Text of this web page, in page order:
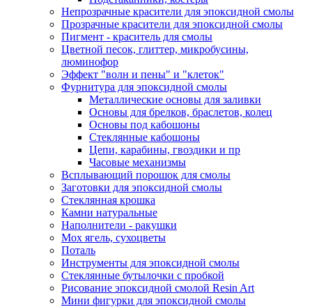
Непрозрачные красители для эпоксидной смолы
Прозрачные красители для эпоксидной смолы
Пигмент - краситель для смолы
Цветной песок, глиттер, микробусины,
люминофор
Эффект "волн и пены" и "клеток"
Фурнитура для эпоксидной смолы
Металлические основы для заливки
Основы для брелков, браслетов, колец
Основы под кабошоны
Стеклянные кабошоны
Цепи, карабины, гвоздики и пр
Часовые механизмы
Всплывающий порошок для смолы
Заготовки для эпоксидной смолы
Стеклянная крошка
Камни натуральные
Наполнители - ракушки
Мох ягель, сухоцветы
Поталь
Инструменты для эпоксидной смолы
Стеклянные бутылочки с пробкой
Рисование эпоксидной смолой Resin Art
Мини фигурки для эпоксидной смолы